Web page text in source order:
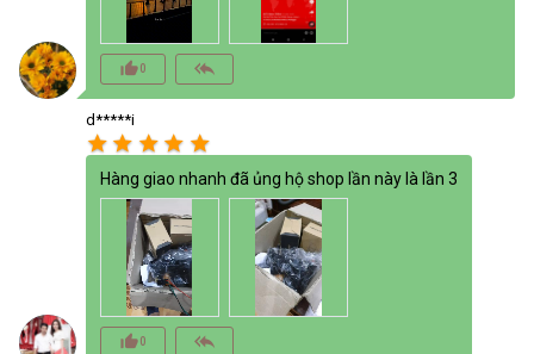
thumb_up_alt0 reply_all
d*****i
star star star star star
Hàng giao nhanh đã ủng hộ shop lần này là lần 3
thumb_up_alt0 reply_all